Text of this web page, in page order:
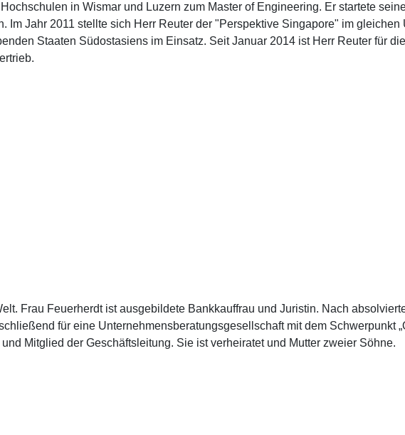
in Wismar und Luzern zum Master of Engineering. Er startete
Im Jahr 2011 stellte sich Herr Reuter der "Perspektive Singapore" im
Staaten Südostasiens im Einsatz. Seit Januar 2014 ist Herr Reuter für
Frau Feuerherdt ist ausgebildete Bankkauffrau und Juristin. Nach
für eine Unternehmensberatungsgesellschaft mit dem Schwerpunkt
Mitglied der Geschäftsleitung. Sie ist verheiratet und Mutter zweier Söhne.